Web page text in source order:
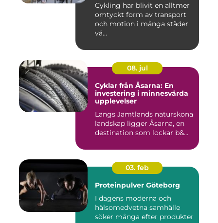
Cykling har blivit en alltmer
omtyckt form av transport
och motion i många städer
vä...
08. jul
Cyklar från Åsarna: En
investering i minnesvärda
upplevelser
Längs Jämtlands natursköna
landskap ligger Åsarna, en
destination som lockar b&...
03. feb
Proteinpulver Göteborg
I dagens moderna och
hälsomedvetna samhälle
söker många efter produkter